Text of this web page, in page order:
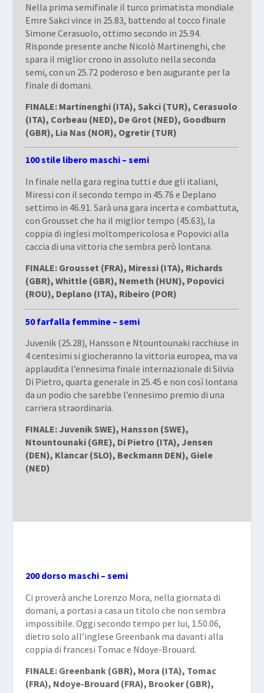
Nella prima semifinale il turco primatista mondiale
Emre Sakci vince in 25.83, battendo al tocco finale
Simone Cerasuolo, ottimo secondo in 25.94.
Risponde presente anche Nicolò Martinenghi, che
spara il miglior crono in assoluto nella seconda
semi, con un 25.72 poderoso e ben augurante per la
finale di domani.
FINALE: Martinenghi (ITA), Sakci (TUR), Cerasuolo
(ITA), Corbeau (NED), De Grot (NED), Goodburn
(GBR), Lia Nas (NOR), Ogretir (TUR)
100 stile libero maschi – semi
In finale nella gara regina tutti e due gli italiani,
Miressi con il secondo tempo in 45.76 e Deplano
settimo in 46.91. Sarà una gara incerta e combattuta,
con Grousset che ha il miglior tempo (45.63), la
coppia di inglesi moltompericolosa e Popovici alla
caccia di una vittoria che sembra però lontana.
FINALE: Grousset (FRA), Miressi (ITA), Richards
(GBR), Whittle (GBR), Nemeth (HUN), Popovici
(ROU), Deplano (ITA), Ribeiro (POR)
50 farfalla femmine – semi
Juvenik (25.28), Hansson e Ntountounaki racchiuse in
4 centesimi si giocheranno la vittoria europea, ma va
applaudita l’ennesima finale internazionale di Silvia
Di Pietro, quarta generale in 25.45 e non così lontana
da un podio che sarebbe l’ennesimo premio di una
carriera straordinaria.
FINALE: Juvenik SWE), Hansson (SWE),
Ntountounaki (GRE), Di Pietro (ITA), Jensen
(DEN), Klancar (SLO), Beckmann DEN), Giele
(NED)
200 dorso maschi – semi
Ci proverà anche Lorenzo Mora, nella giornata di
domani, a portasi a casa un titolo che non sembra
impossibile. Oggi secondo tempo per lui, 1.50.06,
dietro solo all’inglese Greenbank ma davanti alla
coppia di francesi Tomac e Ndoye-Brouard.
FINALE: Greenbank (GBR), Mora (ITA), Tomac
(FRA), Ndoye-Brouard (FRA), Brooker (GBR),